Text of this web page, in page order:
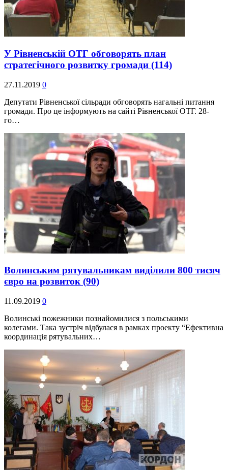
У Рівненській ОТГ обговорять план
стратегічного розвитку громади (114)
27.11.2019 0
Депутати Рівненської сільради обговорять нагальні питання
громади. Про це інформують на сайті Рівненської ОТГ. 28-
го…
Волинським рятувальникам виділили 800 тисяч
євро на розвиток (90)
11.09.2019 0
Волинські пожежники познайомилися з польськими
колегами. Така зустріч відбулася в рамках проекту “Ефективна
координація рятувальних…